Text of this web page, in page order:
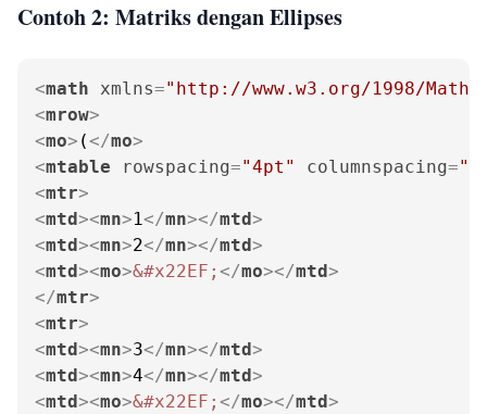
Contoh 2: Matriks dengan Ellipses
<math xmlns="http://www.w3.org/1998/Math/
<mrow>
<mo> (</mo>
<mtable rowspacing="4pt" columnspacing=
<mtr>
<mtd><mn>1</mn></mtd>
<mtd><mn>2</mn></mtd>
<mtd><mo>&#x22EF; </mo></mtd>
</mtr>
<mtr>
<mtd><mn>3</mn></mtd>
<mtd><mn>4</mn></mtd>
<mtd><mo>&#x22EF; </mo></mtd>